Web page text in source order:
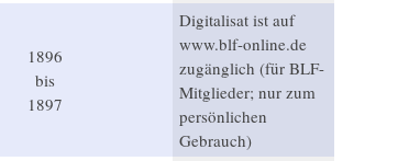
1896
bis
1897
Digitalisat ist auf
www.blf-online.de
zugänglich (für BLF-
Mitglieder; nur zum
persönlichen
Gebrauch)